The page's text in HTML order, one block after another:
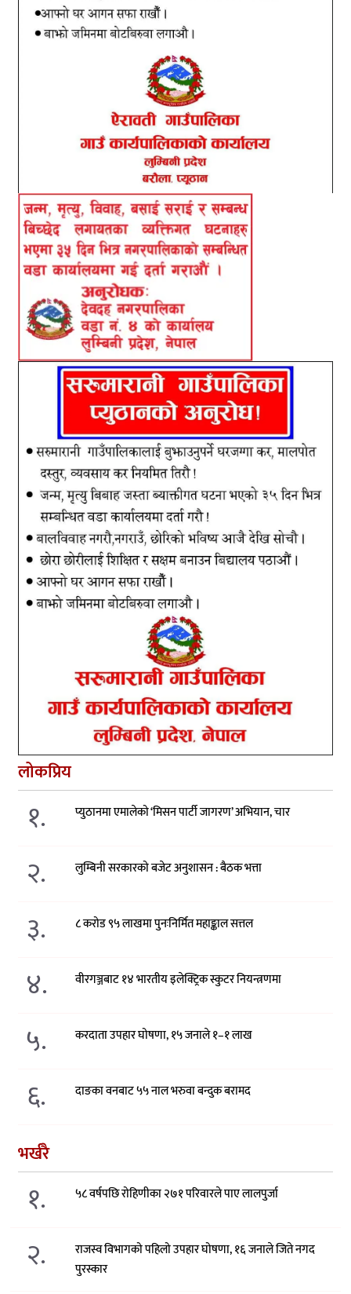
लोकप्रिय
१. प्युठानमा एमालेको ‘मिसन पार्टी जागरण’ अभियान, चार
२. लुम्बिनी सरकारको बजेट अनुशासन : बैठक भत्ता
३. ८ करोड ९५ लाखमा पुनःनिर्मित महाङ्काल सत्तल
४. वीरगञ्जबाट १४ भारतीय इलेक्ट्रिक स्कुटर नियन्त्रणमा
५. करदाता उपहार घोषणा, १५ जनाले १–१ लाख
६. दाङका वनबाट ५५ नाल भरुवा बन्दुक बरामद
भर्खरै
१. ५८ वर्षपछि रोहिणीका २७१ परिवारले पाए लालपुर्जा
२.
राजस्व विभागको पहिलो उपहार घोषणा, १६ जनाले जिते नगद
पुरस्कार